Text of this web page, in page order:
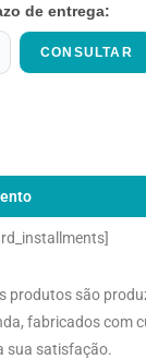
de entrega:
CONSULTAR
produtos são
fabricados com
sua satisfação.